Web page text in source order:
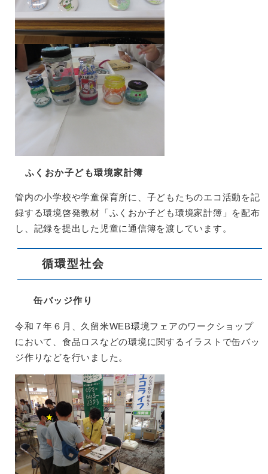
ふくおか子ども環境家計簿
管内の小学校や学童保育所に、子どもたちのエコ活動を記
録する環境啓発教材「ふくおか子ども環境家計簿」を配布
し、記録を提出した児童に通信簿を渡しています。
循環型社会
缶バッジ作り
令和７年６月、久留米WEB環境フェアのワークショップ
において、食品ロスなどの環境に関するイラストで缶バッ
ジ作りなどを行いました。